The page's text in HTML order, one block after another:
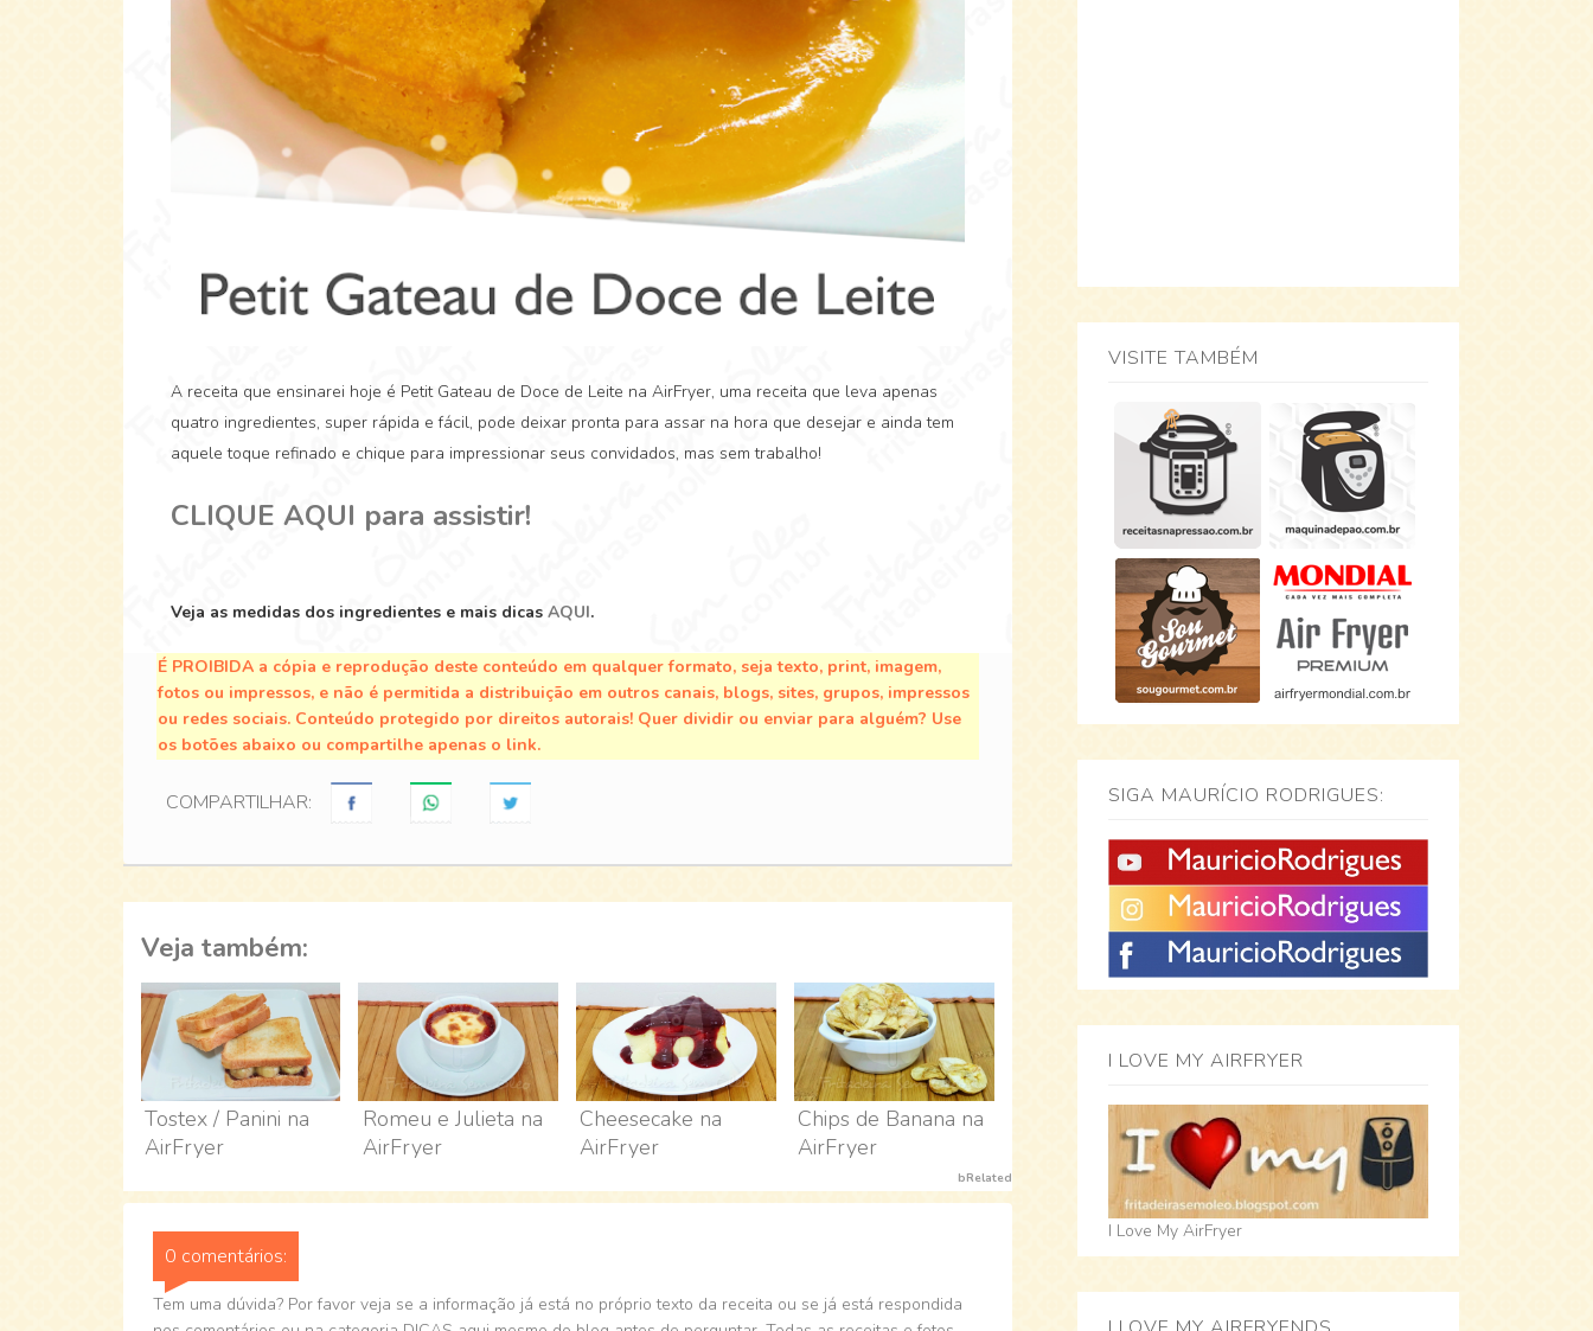
A receita que ensinarei hoje é Petit Gateau de Doce de Leite na AirFryer, uma receita que leva apenas
quatro ingredientes, super rápida e fácil, pode deixar pronta para assar na hora que desejar e ainda tem
aquele toque refinado e chique para impressionar seus convidados, mas sem trabalho!
CLIQUE AQUI para assistir!
Veja as medidas dos ingredientes e mais dicas AQUI.
É PROIBIDA a cópia e reprodução deste conteúdo em qualquer formato, seja texto, print, imagem,
fotos ou impressos, e não é permitida a distribuição em outros canais, blogs, sites, grupos, impressos
ou redes sociais. Conteúdo protegido por direitos autorais! Quer dividir ou enviar para alguém? Use
os botões abaixo ou compartilhe apenas o link.
COMPARTILHAR:
Veja também:
Tostex / Panini na
AirFryer
Romeu e Julieta na
AirFryer
Cheesecake na
AirFryer
Chips de Banana na
AirFryer
bRelated
0 comentários:
Tem uma dúvida? Por favor veja se a informação já está no próprio texto da receita ou se já está respondida
VISITE TAMBÉM
SIGA MAURÍCIO RODRIGUES:
I LOVE MY AIRFRYER
I Love My AirFryer